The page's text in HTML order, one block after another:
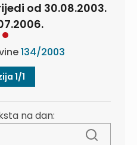
od 30.08.2003.
134/2003
1/1
na dan: